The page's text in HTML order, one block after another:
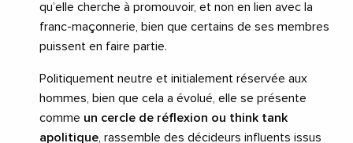
qu’elle cherche à promouvoir, et non en lien avec la
franc-maçonnerie, bien que certains de ses membres
puissent en faire partie.
Politiquement neutre et initialement réservée aux
hommes, bien que cela a évolué, elle se présente
comme un cercle de réflexion ou think tank
apolitique, rassemble des décideurs influents issus